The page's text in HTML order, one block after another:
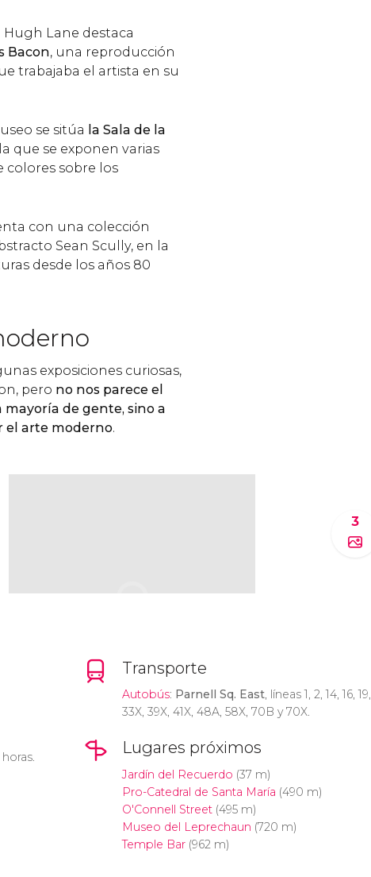
Hugh Lane destaca
Bacon, una reproducción
trabajaba el artista en su
se sitúa la Sala de la
que se exponen varias
colores sobre los
con una colección
Sean Scully, en la
desde los años 80
exposiciones curiosas,
pero no nos parece el
de gente, sino a
el arte moderno.
3
Transporte
Autobús: Parnell Sq. East, líneas 1, 2, 14, 16, 19,
33X, 39X, 41X, 48A, 58X, 70B y 70X.
Lugares próximos
Jardín del Recuerdo (37 m)
Pro-Catedral de Santa María (490 m)
O'Connell Street(495 m)
Museo del Leprechaun (720 m)
Temple Bar(962 m)